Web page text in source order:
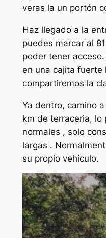
veras la un portón
Haz llegado a la
puedes marcar al
poder tener
en una cajita fuerte
compartiremos la
Ya dentro, camino
km de terraceria, lo
normales , solo
largas .
su propio vehículo.